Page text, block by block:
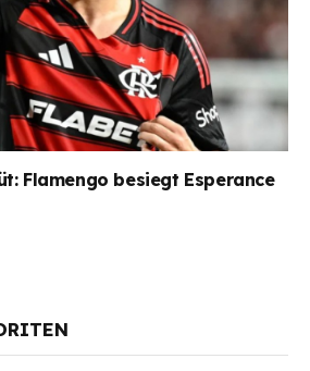
Flamengo besiegt Esperance